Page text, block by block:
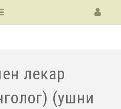
лекар
(ушни